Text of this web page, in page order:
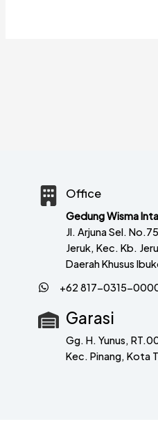
Office
Gedung Wisma
Jl. Arjuna Sel.
Jeruk, Kec. Kb.
Daerah Khusus
+62 817-0315-
Garasi
Gg. H. Yunus,
Kec. Pinang, Kota